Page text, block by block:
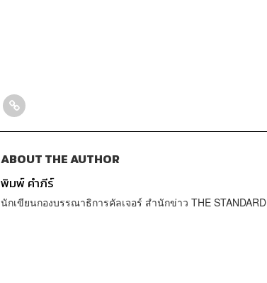
ABOUT THE AUTHOR
พิมพ์ คำภีร์
นักเขียนกองบรรณาธิการคัลเจอร์ สำนักข่าว THE STANDARD